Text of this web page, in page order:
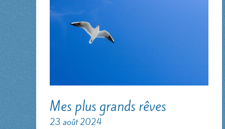
Mes plus grands rêves
23 août 2024